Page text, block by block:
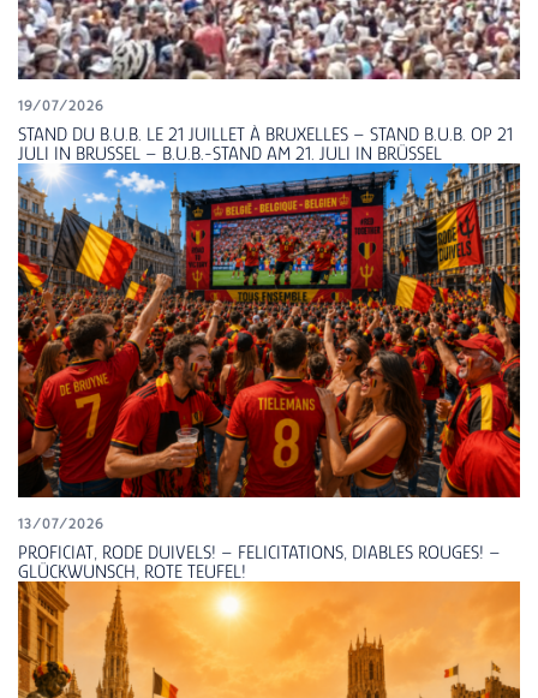
19/07/2026
STAND DU B.U.B. LE 21 JUILLET À BRUXELLES – STAND B.U.B. OP 21
JULI IN BRUSSEL – B.U.B.-STAND AM 21. JULI IN BRÜSSEL
13/07/2026
PROFICIAT, RODE DUIVELS! – FELICITATIONS, DIABLES ROUGES! –
GLÜCKWUNSCH, ROTE TEUFEL!